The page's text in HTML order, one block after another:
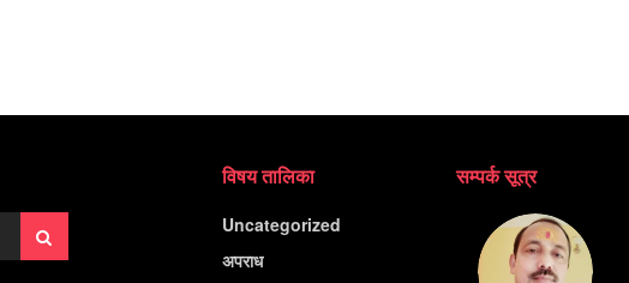
विषय तालिका
Uncategorized
अपराध
सम्पर्क सूत्र